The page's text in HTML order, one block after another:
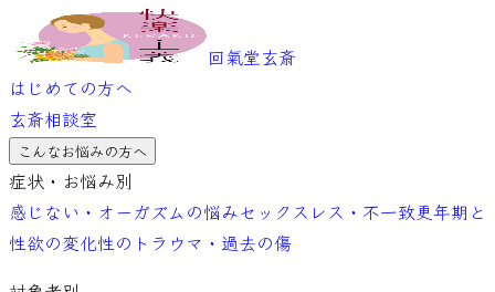
回氣堂玄斎
はじめての方へ
玄斎相談室
こんなお悩みの方へ
症状・お悩み別
感じない・オーガズムの悩みセックスレス・不一致更年期と
性欲の変化性のトラウマ・過去の傷